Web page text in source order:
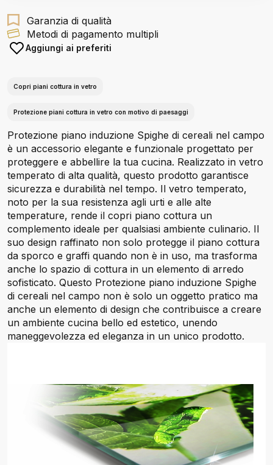
Garanzia di qualità
Metodi di pagamento multipli
Aggiungi ai preferiti
Copri piani cottura in vetro
Protezione piani cottura in vetro con motivo di paesaggi
Protezione piano induzione Spighe di cereali nel campo
è un accessorio elegante e funzionale progettato per
proteggere e abbellire la tua cucina. Realizzato in vetro
temperato di alta qualità, questo prodotto garantisce
sicurezza e durabilità nel tempo. Il vetro temperato,
noto per la sua resistenza agli urti e alle alte
temperature, rende il copri piano cottura un
complemento ideale per qualsiasi ambiente culinario. Il
suo design raffinato non solo protegge il piano cottura
da sporco e graffi quando non è in uso, ma trasforma
anche lo spazio di cottura in un elemento di arredo
sofisticato. Questo Protezione piano induzione Spighe
di cereali nel campo non è solo un oggetto pratico ma
anche un elemento di design che contribuisce a creare
un ambiente cucina bello ed estetico, unendo
maneggevolezza ed eleganza in un unico prodotto.